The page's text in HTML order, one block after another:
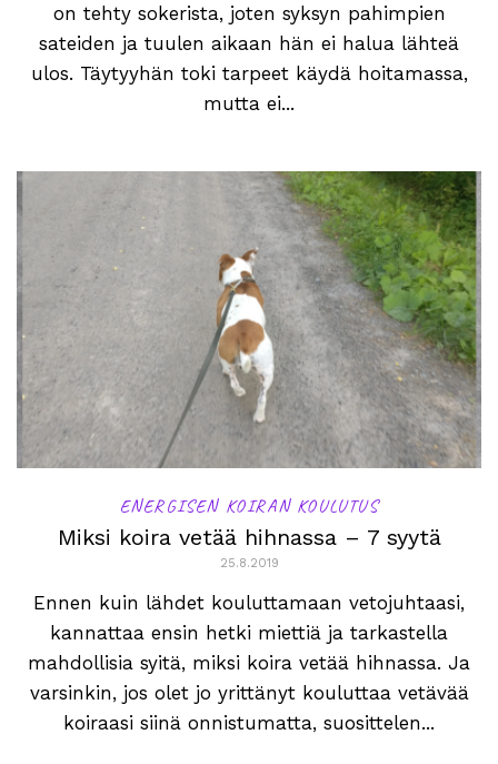
on tehty sokerista, joten syksyn pahimpien
sateiden ja tuulen aikaan hän ei halua lähteä
ulos. Täytyyhän toki tarpeet käydä hoitamassa,
mutta ei...
ENERGISEN KOIRAN KOULUTUS
Miksi koira vetää hihnassa – 7 syytä
25.8.2019
Ennen kuin lähdet kouluttamaan vetojuhtaasi,
kannattaa ensin hetki miettiä ja tarkastella
mahdollisia syitä, miksi koira vetää hihnassa. Ja
varsinkin, jos olet jo yrittänyt kouluttaa vetävää
koiraasi siinä onnistumatta, suosittelen...